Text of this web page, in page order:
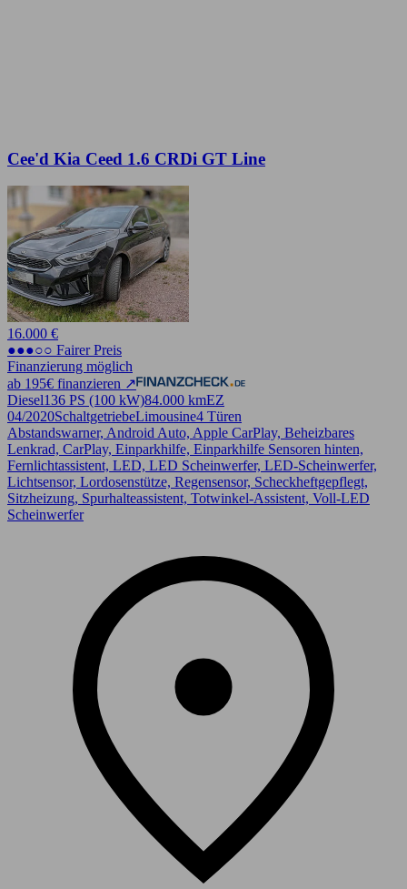
Cee'd Kia Ceed 1.6 CRDi GT Line
16.000 €
●●●○○ Fairer Preis
Finanzierung möglich
ab 195€ finanzieren ↗
Diesel136 PS (100 kW)84.000 kmEZ
04/2020SchaltgetriebeLimousine4 Türen
Abstandswarner, Android Auto, Apple CarPlay, Beheizbares
Lenkrad, CarPlay, Einparkhilfe, Einparkhilfe Sensoren hinten,
Fernlichtassistent, LED, LED Scheinwerfer, LED-Scheinwerfer,
Lichtsensor, Lordosenstütze, Regensensor, Scheckheftgepflegt,
Sitzheizung, Spurhalteassistent, Totwinkel-Assistent, Voll-LED
Scheinwerfer